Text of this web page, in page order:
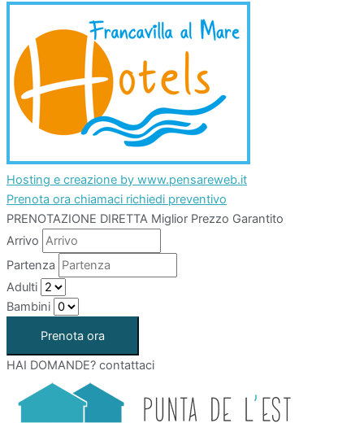
Hosting e creazione by www.pensareweb.it
Prenota ora chiamaci richiedi preventivo
PRENOTAZIONE DIRETTA Miglior Prezzo Garantito
Arrivo
Partenza
Adulti
Bambini
HAI DOMANDE? contattaci